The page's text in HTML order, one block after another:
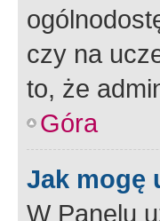
czy na
to, że
Góra
Jak mogę
W Panelu